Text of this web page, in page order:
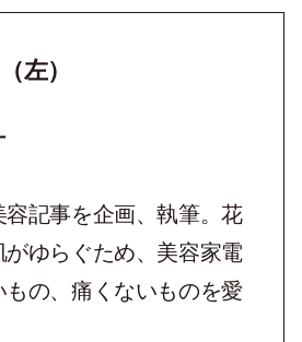
左）
記事を企画、執筆。花
ゆらぐため、美容家電
の、痛くないものを愛